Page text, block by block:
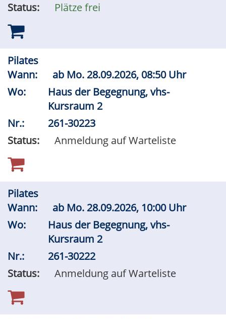
Status:
Plätze frei
Pilates
Wann:
ab Mo. 28.09.2026, 08:50 Uhr
Wo:
Haus der Begegnung, vhs-
Kursraum 2
Nr.:
261-30223
Status:
Anmeldung auf Warteliste
Pilates
Wann:
ab Mo. 28.09.2026, 10:00 Uhr
Wo:
Haus der Begegnung, vhs-
Kursraum 2
Nr.:
261-30222
Status:
Anmeldung auf Warteliste